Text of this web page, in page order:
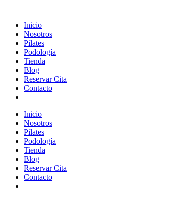
Inicio
Nosotros
Pilates
Podología
Tienda
Blog
Reservar Cita
Contacto
Inicio
Nosotros
Pilates
Podología
Tienda
Blog
Reservar Cita
Contacto